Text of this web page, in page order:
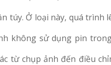
túy. Ở loại này, quá
không sử dụng pin
từ chụp ảnh đến điều